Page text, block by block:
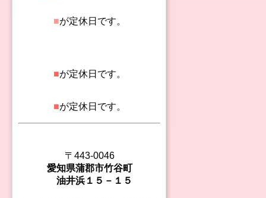
■が定休日です。
■が定休日です。
■が定休日です。
〒443-0046
愛知県蒲郡市竹谷町
油井浜１５－１５